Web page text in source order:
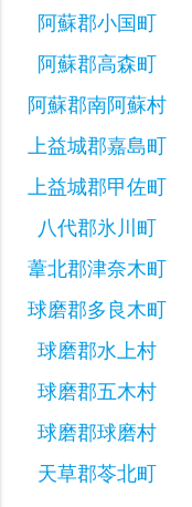
阿蘇郡小国町
阿蘇郡高森町
阿蘇郡南阿蘇村
上益城郡嘉島町
上益城郡甲佐町
八代郡氷川町
葦北郡津奈木町
球磨郡多良木町
球磨郡水上村
球磨郡五木村
球磨郡球磨村
天草郡苓北町